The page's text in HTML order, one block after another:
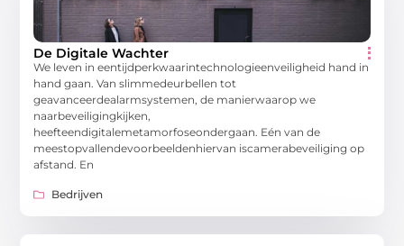
De Digitale Wachter
We leven in eentijdperkwaarintechnologieenveiligheid hand in
hand gaan. Van slimmedeurbellen tot
geavanceerdealarmsystemen, de manierwaarop we
naarbeveiligingkijken,
heefteendigitalemetamorfoseondergaan. Eén van de
meestopvallendevoorbeeldenhiervan iscamerabeveiliging op
afstand. En
Bedrijven